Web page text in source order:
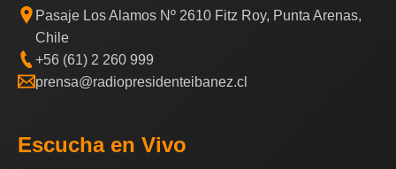
Pasaje Los Alamos Nº 2610 Fitz Roy, Punta Arenas,
Chile
+56 (61) 2 260 999
prensa@radiopresidenteibanez.cl
Escucha en Vivo